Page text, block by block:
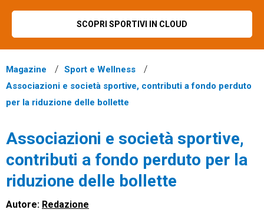
SCOPRI SPORTIVI IN CLOUD
Magazine
Sport e Wellness
Associazioni e società sportive, contributi a fondo perduto
per la riduzione delle bollette
Associazioni e società sportive,
contributi a fondo perduto per la
riduzione delle bollette
Autore: Redazione